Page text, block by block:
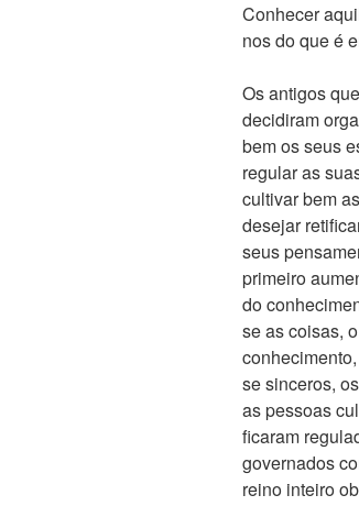
Conhecer
nos do que é
Os antigos
decidiram
bem os seus
regular as
cultivar bem
desejar
seus
primeiro
do
se as coisas,
se sinceros,
as pessoas
ficaram
governados
reino inteiro